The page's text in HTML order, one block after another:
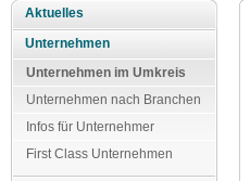
Aktuelles
Unternehmen
Unternehmen im Umkreis
Unternehmen nach Branchen
Infos für Unternehmer
First Class Unternehmen